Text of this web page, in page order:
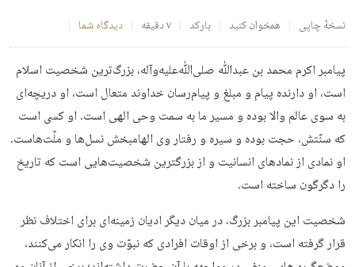
نسخهٔ چاپی همخوان کنید بارکد ۷ دقیقه دیدگاه شما
پیامبر اکرم محمد بن عبدﷲ صلی‌ﷲ‌علیه‌وآله، بزرگ‌ترین شخصیت اسلام
است، او دارنده پیام و مبلغ و پیام‌رسان خداوند متعال است، او دریچه‌ای
به سوی عالم والا بوده و مسیر ما به سمت وحی الهی است. او کسی است
که سنّتش، حجت بوده و سیره و رفتار وی الهامبخش نسل‌ها و ملّت‌هاست.
او نمادی از نمادهای انسانیت و از بزرگترین شخصیت‌هایی است که تاریخ
را دگرگون ساخته است.
شخصیت این پیامبر بزرگ، در میان دیگر ادیان زمینه‌ای برای اختلاف نظر
قرار گرفته است، و برخی از اوقات افرادی که نبوّت وی را انکار می‌کنند،